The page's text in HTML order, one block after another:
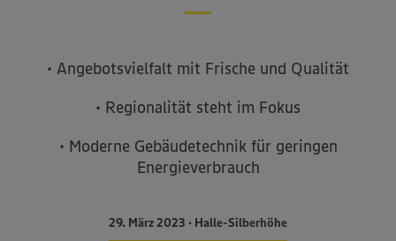
• Angebotsvielfalt mit Frische und Qualität
• Regionalität steht im Fokus
• Moderne Gebäudetechnik für geringen
Energieverbrauch
29. März 2023 • Halle-Silberhöhe